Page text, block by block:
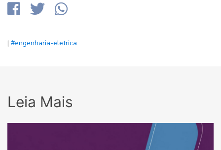
| #engenharia-eletrica
Leia Mais